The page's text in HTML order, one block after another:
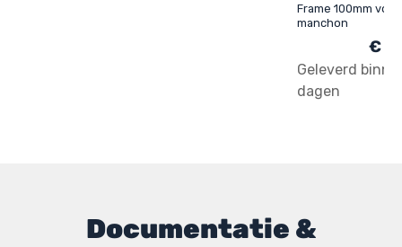
Frame 100mm
manchon
€
Geleverd
dagen
Documentatie &